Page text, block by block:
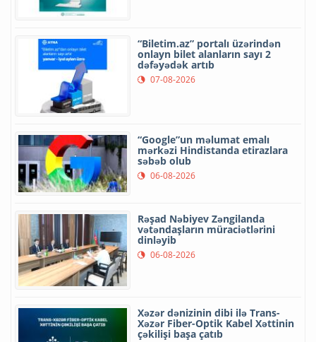
“Biletim.az” portalı üzərindən
onlayn bilet alanların sayı 2
dəfəyədək artıb
07-08-2026
“Google”un məlumat emalı
mərkəzi Hindistanda etirazlara
səbəb olub
06-08-2026
Rəşad Nəbiyev Zəngilanda
vətəndaşların müraciətlərini
dinləyib
06-08-2026
Xəzər dənizinin dibi ilə Trans-
Xəzər Fiber-Optik Kabel Xəttinin
çəkilişi başa çatıb